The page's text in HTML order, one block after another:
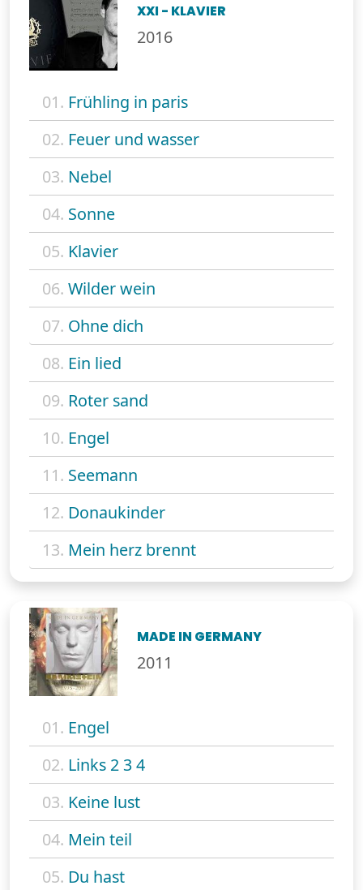
XXI - KLAVIER
2016
01. Frühling in paris
02. Feuer und wasser
03. Nebel
04. Sonne
05. Klavier
06. Wilder wein
07. Ohne dich
08. Ein lied
09. Roter sand
10. Engel
11. Seemann
12. Donaukinder
13. Mein herz brennt
MADE IN GERMANY
2011
01. Engel
02. Links 2 3 4
03. Keine lust
04. Mein teil
05. Du hast